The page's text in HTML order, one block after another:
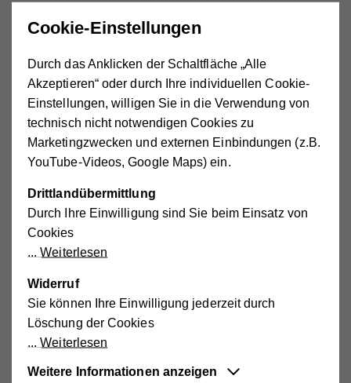
das empathische Eingehen auf die Kinder machen mir
Meine Arbeitsbereiche
Meine Tätigkeit alsmobile*r Kinderbetreuer*inübe ich
einerseitsin Privathaushaltenaus, und andererseits als
Möglich sind, je nach Bedarf und Verfügbarkeit, mehrere
Einsätze pro Woche oder Monat. Ich stehe auch in den
Meine Aufgaben
Cookie-Einstellungen
Durch das Anklicken der Schaltfläche „Alle
Akzeptieren“ oder durch Ihre individuellen Cookie-
Einstellungen, willigen Sie in die Verwendung von
technisch nicht notwendigen Cookies zu
Marketingzwecken und externen Einbindungen (z.B.
YouTube-Videos, Google Maps) ein.
Drittlandübermittlung
Durch Ihre Einwilligung sind Sie beim Einsatz von
Cookies
Weiterlesen
Widerruf
Sie können Ihre Einwilligung jederzeit durch
Löschung der Cookies
Weiterlesen
Weitere Informationen anzeigen